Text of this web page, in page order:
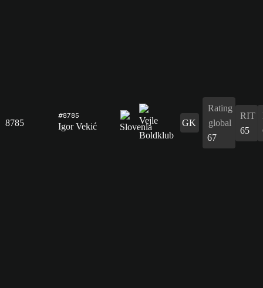
8785
#8785
Igor Vekić GK
Rating
global
67
RIT
65